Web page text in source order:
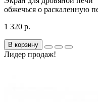
обжечься о раскаленную
1 320 р.
В корзину
Лидер продаж!